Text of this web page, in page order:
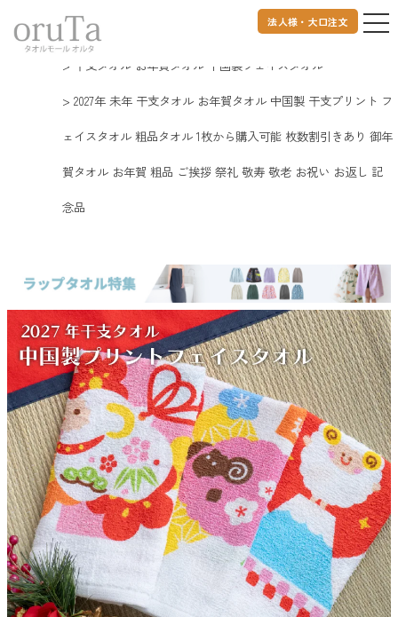
法人様・大口注文
トップページ
2027 干支タオル お年賀タオル 未年
干支タオル お年賀タオル 中国製フェイスタオル
2027年 未年 干支タオル お年賀タオル 中国製 干支プリント フ
ェイスタオル 粗品タオル 1枚から購入可能 枚数割引きあり 御年
賀タオル お年賀 粗品 ご挨拶 祭礼 敬寿 敬老 お祝い お返し 記
念品